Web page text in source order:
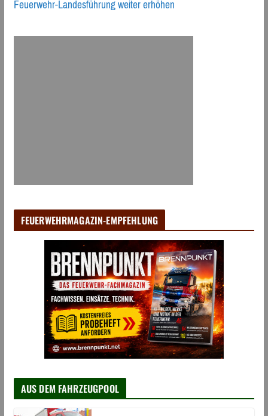
Feuerwehr-Landesführung weiter erhöhen
FEUERWEHRMAGAZIN-EMPFEHLUNG
AUS DEM FAHRZEUGPOOL